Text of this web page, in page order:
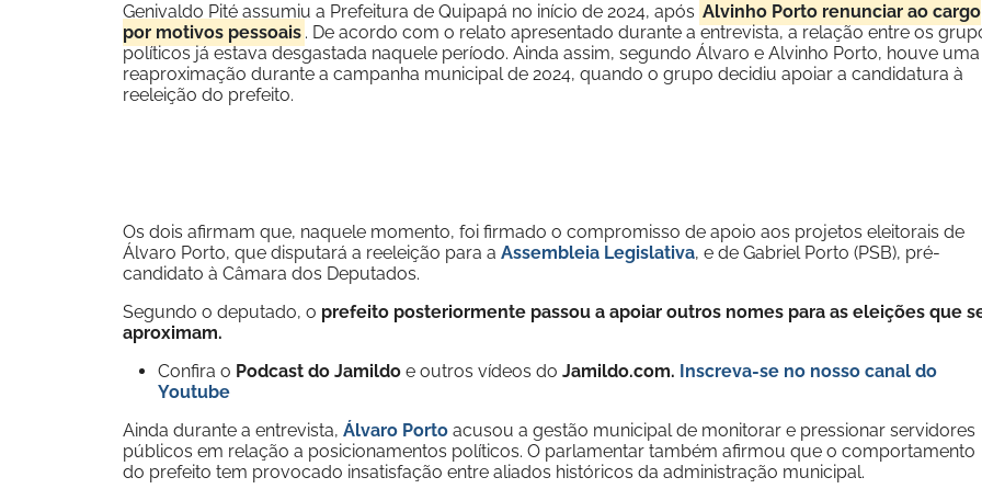
Genivaldo Pité assumiu a Prefeitura de Quipapá no início de 2024, após Alvinho Porto renunciar ao cargo
por motivos pessoais . De acordo com o relato apresentado durante a entrevista, a relação entre os
políticos já estava desgastada naquele período. Ainda assim, segundo Álvaro e Alvinho Porto, houve uma
reaproximação durante a campanha municipal de 2024, quando o grupo decidiu apoiar a candidatura à
reeleição do prefeito.
Os dois afirmam que, naquele momento, foi firmado o compromisso de apoio aos projetos eleitorais de
Álvaro Porto, que disputará a reeleição para a Assembleia Legislativa, e de Gabriel Porto (PSB), pré-
candidato à Câmara dos Deputados.
Segundo o deputado, o prefeito posteriormente passou a apoiar outros nomes para as eleições que
aproximam.
Confira o Podcast do Jamildo e outros vídeos do Jamildo.com. Inscreva-se no nosso canal do
Youtube
Ainda durante a entrevista, Álvaro Porto acusou a gestão municipal de monitorar e pressionar servidores
públicos em relação a posicionamentos políticos. O parlamentar também afirmou que o comportamento
do prefeito tem provocado insatisfação entre aliados históricos da administração municipal.